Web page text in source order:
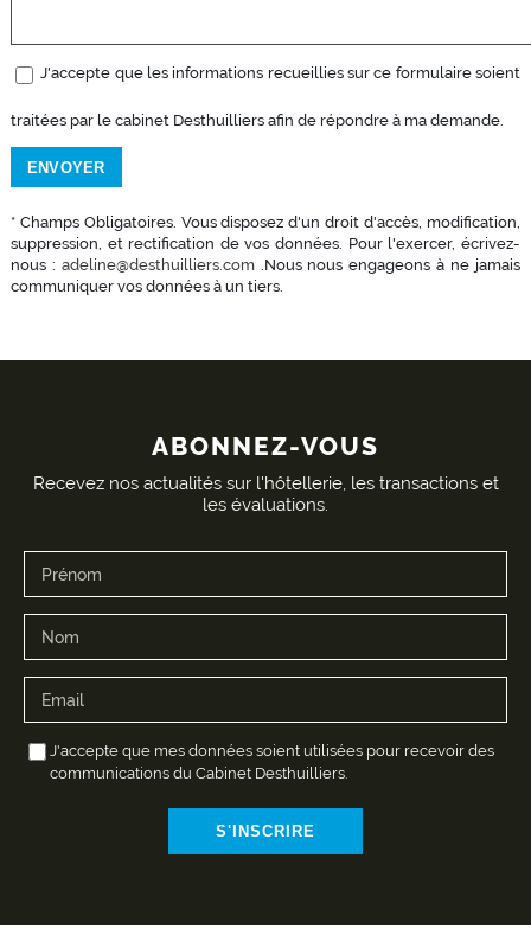
J'accepte que les informations recueillies sur ce formulaire soient
traitées par le cabinet Desthuilliers afin de répondre à ma demande.
* Champs Obligatoires. Vous disposez d'un droit d'accès, modification,
suppression, et rectification de vos données. Pour l'exercer, écrivez-
nous : adeline@desthuilliers.com.Nous nous engageons à ne jamais
communiquer vos données à un tiers.
ABONNEZ-VOUS
Recevez nos actualités sur l'hôtellerie, les transactions et
les évaluations.
J'accepte que mes données soient utilisées pour recevoir des
communications du Cabinet Desthuilliers.
S'INSCRIRE